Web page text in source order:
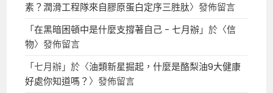
素？潤滑工程隊來自膠原蛋白定序三胜肽〉發佈留言
「在黑暗困頓中是什麼支撐著自己 - 七月辦」於〈信
物〉發佈留言
「七月辦」於〈油類新星掘起，什麼是酪梨油9大健康
好處你知道嗎？ 〉發佈留言